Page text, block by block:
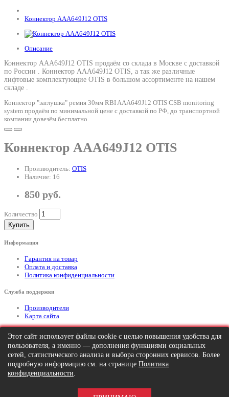
Коннектор AAA649J12 OTIS
Описание
Коннектор AAA649J12 OTIS продаём со склада в Москве с доставкой
по России . Коннектор AAA649J12 OTIS, а так же различные
лифтовые комплектующие OTIS в большом ассортименте на нашем
складе .
Коннектор "заглушка" ремня 30мм RBI AAA649J12 OTIS CSB monitoring
system продаём по минимальной цене с доставкой по РФ, до транспортной
компании довезём бесплатно.
Коннектор AAA649J12 OTIS
Производитель: OTIS
Наличие: 16
850 руб.
Количество
Купить
Информация
Гарантия на товар
Оплата и доставка
Политика конфиденциальности
Служба поддержки
Производители
Карта сайта
Дополнительно
Тел: +7 (495) 646-82-95 mailto:info@apexx.ru
Вся информация и цены на товар, размещенные на данном сайте, носят
информационный характер и ни при каких обстоятельствах не является
публичной офертой!
Этот сайт использует файлы cookie с целью повышения удобства для
пользователя, а именно — дополнения функциями социальных
сетей, статистического анализа и выбора сторонних сервисов. Более
подробную информацию см. на странице Политика
конфиденциальности.